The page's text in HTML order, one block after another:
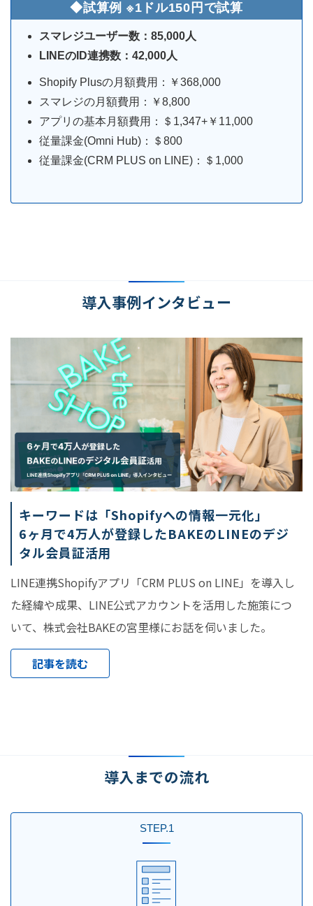
◆試算例 ※1ドル150円で試算
スマレジユーザー数：85,000人
LINEのID連携数：42,000人
Shopify Plusの月額費用：￥368,000
スマレジの月額費用：￥8,800
アプリの基本月額費用：＄1,347+￥11,000
従量課金(Omni Hub)：＄800
従量課金(CRM PLUS on LINE)：＄1,000
導入事例インタビュー
キーワードは「Shopifyへの情報一元化」
6ヶ月で4万人が登録したBAKEのLINEのデジ
タル会員証活用
LINE連携Shopifyアプリ「CRM PLUS on LINE」を導入し
た経緯や成果、LINE公式アカウントを活用した施策につ
いて、株式会社BAKEの宮里様にお話を伺いました。
記事を読む
導入までの流れ
STEP.1